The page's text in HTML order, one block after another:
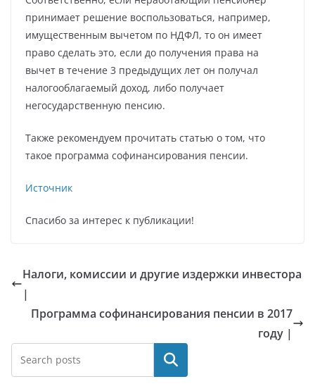
принимает решение воспользоваться, например,
имущественным вычетом по НДФЛ, то он имеет
право сделать это, если до получения права на
вычет в течение 3 предыдущих лет он получал
налогооблагаемый доход, либо получает
негосударственную пенсию.
Также рекомендуем прочитать статью о том, что
такое программа софинансирования пенсии.
Источник
Спасибо за интерес к публикации!
Налоги, комиссии и другие издержки инвестора
|
Программа софинансирования пенсии в 2017
году |
Поиск